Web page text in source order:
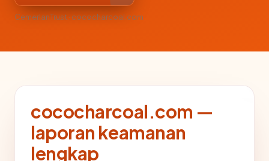
CemerlanTrust · cococharcoal.com
cococharcoal.com —
laporan keamanan
lengkap